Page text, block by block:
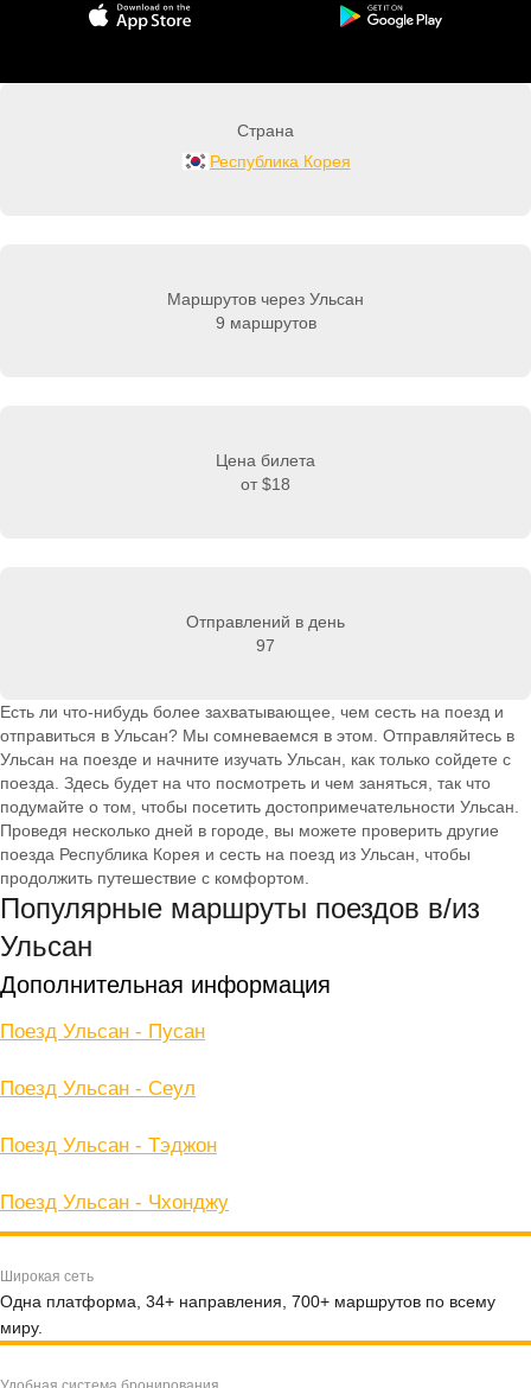
Страна
Республика Корея
Маршрутов через Ульсан
9 маршрутов
Цена билета
от $18
Отправлений в день
97
Есть ли что-нибудь более захватывающее, чем сесть на поезд и
отправиться в Ульсан? Мы сомневаемся в этом. Отправляйтесь в
Ульсан на поезде и начните изучать Ульсан, как только сойдете с
поезда. Здесь будет на что посмотреть и чем заняться, так что
подумайте о том, чтобы посетить достопримечательности Ульсан.
Проведя несколько дней в городе, вы можете проверить другие
поезда Республика Корея и сесть на поезд из Ульсан, чтобы
продолжить путешествие с комфортом.
Популярные маршруты поездов в/из
Ульсан
Дополнительная информация
Поезд Ульсан - Пусан
Поезд Ульсан - Сеул
Поезд Ульсан - Тэджон
Поезд Ульсан - Чхонджу
Широкая сеть
Одна платформа, 34+ направления, 700+ маршрутов по всему
миру.